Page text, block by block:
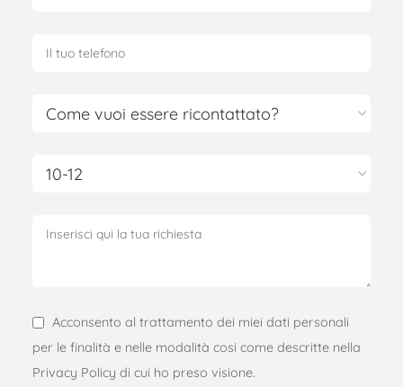
Acconsento al trattamento dei miei dati personali
per le finalità e nelle modalità cosi come descritte nella
Privacy Policy di cui ho preso visione.